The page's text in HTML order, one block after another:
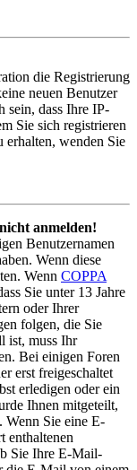
die Registrierung
neuen Benutzer
sein, dass Ihre IP-
Sie sich registrieren
wenden Sie
anmelden!
Benutzernamen
Wenn diese
Wenn COPPA
Sie unter 13 Jahre
oder Ihrer
folgen, die Sie
ist, muss Ihr
Bei einigen Foren
erst freigeschaltet
erledigen oder ein
Ihnen mitgeteilt,
Sie eine E-
enthaltenen
Sie Ihre E-Mail-